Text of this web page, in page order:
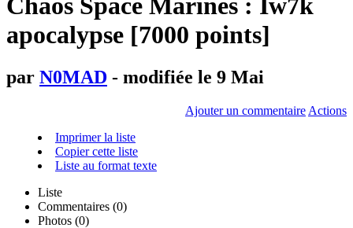
Chaos Space Marines : Iw7k
apocalypse [7000 points]
par N0MAD - modifiée le 9 Mai
Ajouter un commentaire Actions
Imprimer la liste
Copier cette liste
Liste au format texte
Liste
Commentaires (0)
Photos (0)